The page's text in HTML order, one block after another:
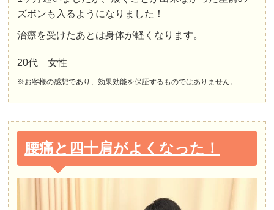
ズボンも入るようになりました！
治療を受けたあとは身体が軽くなります。
20代 女性
※お客様の感想であり、効果効能を保証するものではありません。
腰痛と四十肩がよくなった！